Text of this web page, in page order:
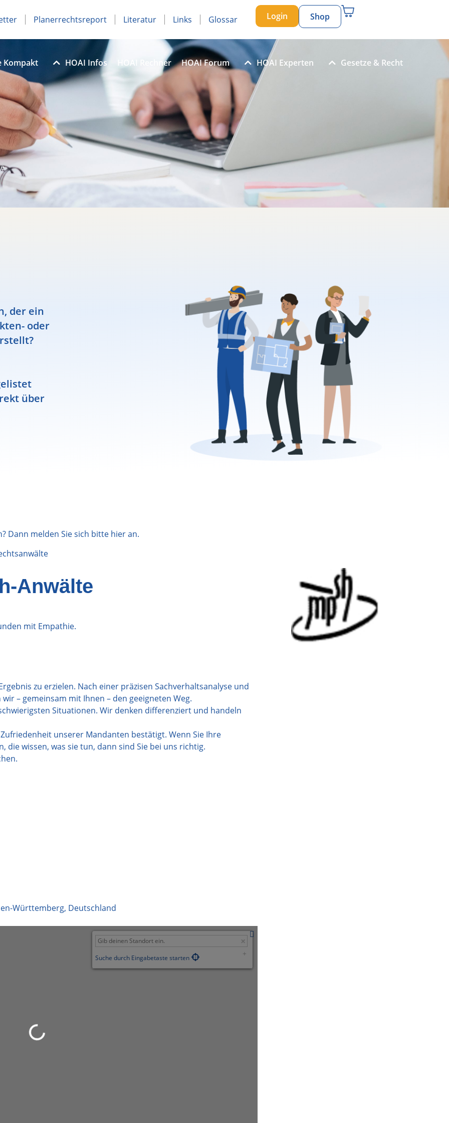
Planerrechtsreport Literatur Links Glossar Login Shop
Kompakt HOAI Infos HOAI Rechner HOAI Forum HOAI Experten Gesetze & Recht
der ein
oder
über
Dann melden Sie sich bitte hieran.
Anwälte
mit Empathie.
zu erzielen. Nach einer präzisen Sachverhaltsanalyse und
– gemeinsam mit Ihnen – den geeigneten Weg.
Situationen. Wir denken differenziert und handeln
unserer Mandanten bestätigt. Wenn Sie Ihre
wissen, was sie tun, dann sind Sie bei uns richtig.
Württemberg, Deutschland
Suche durch Eingabetaste starten